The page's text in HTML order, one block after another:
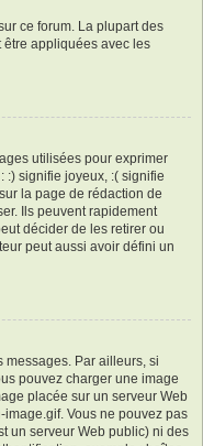
ce forum. La plupart des
être appliquées avec les
utilisées pour exprimer
:) signifie joyeux, :( signifie
la page de rédaction de
Ils peuvent rapidement
décider de les retirer ou
peut aussi avoir défini un
messages. Par ailleurs, si
pouvez charger une image
placée sur un serveur Web
Vous ne pouvez pas
un serveur Web public) ni des